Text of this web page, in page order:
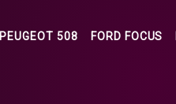
PEUGEOT 508 FORD FOCUS